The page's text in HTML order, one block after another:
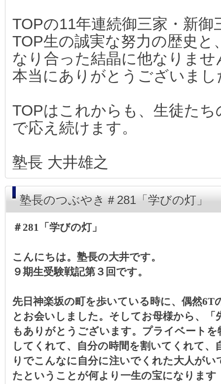
TOPの11年連続御三家・新御
TOP生の誠実な努力の歴史
なり合った結晶に他なりませ
本当にありがとうございまし
TOPはこれからも、生徒た
で応え続けます。
塾長 大井雄之
塾長のつぶやき＃281「学びの灯」
＃281「学びの灯」
こんにちは。塾長の大井です。
９期生受験戦記第３回です。
先日神楽坂の町を歩いている時に、偶然6T
とお会いしました。そしてお母様から、「
もありがとうございます。プライベートを
してくれて、自分の時間を割いてくれて、
りでこんなに自分に注いでくれた大人がい
たということが何より一生の宝になります